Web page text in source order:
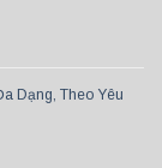
Dạng, Theo Yêu